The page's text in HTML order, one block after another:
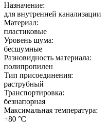
Назначение:
для внутренней канализации
Материал:
пластиковые
Уровень шума:
бесшумные
Разновидность материала:
полипропилен
Тип присоединения:
раструбный
Транспортировка:
безнапорная
Максимальная температура:
+80 °C